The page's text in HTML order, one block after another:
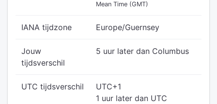
Mean Time (GMT)
IANA tijdzone Europe/Guernsey
Jouw
tijdsverschil
5 uur later dan Columbus
UTC tijdsverschil
UTC+1
1 uur later dan UTC